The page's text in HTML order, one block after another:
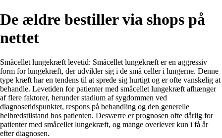
De ældre bestiller via shops på
nettet
Småcellet lungekræft levetid: Småcellet lungekræft er en aggressiv
form for lungekræft, der udvikler sig i de små celler i lungerne. Denne
type kræft har en tendens til at sprede sig hurtigt og er ofte vanskelig at
behandle. Levetiden for patienter med småcellet lungekræft afhænger
af flere faktorer, herunder stadium af sygdommen ved
diagnosetidspunktet, respons på behandling og den generelle
helbredstilstand hos patienten. Desværre er prognosen ofte dårlig for
patienter med småcellet lungekræft, og mange overlever kun i få år
efter diagnosen.